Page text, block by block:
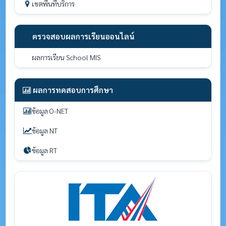
เขตพื้นที่บริการ
ตรวจสอบผลการเรียนออนไลน์
ผลการเรียน School MIS
ผลการทดสอบการศึกษา
ข้อมูล O-NET
ข้อมูล NT
ข้อมูล RT